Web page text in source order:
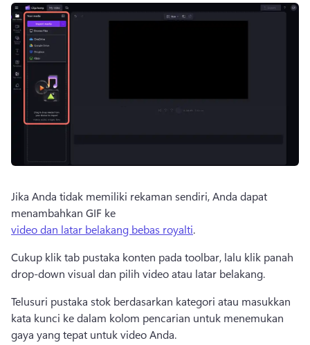
Jika Anda tidak memiliki rekaman sendiri, Anda dapat
menambahkan GIF ke
video dan latar belakang bebas royalti.
Cukup klik tab pustaka konten pada toolbar, lalu klik panah
drop-down visual dan pilih video atau latar belakang.
Telusuri pustaka stok berdasarkan kategori atau masukkan
kata kunci ke dalam kolom pencarian untuk menemukan
gaya yang tepat untuk video Anda.